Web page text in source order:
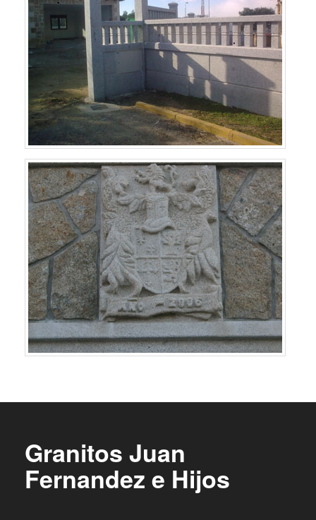
Granitos Juan
Fernandez e Hijos